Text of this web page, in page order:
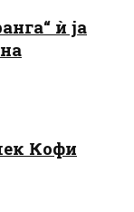
ѝ ја
Кофи